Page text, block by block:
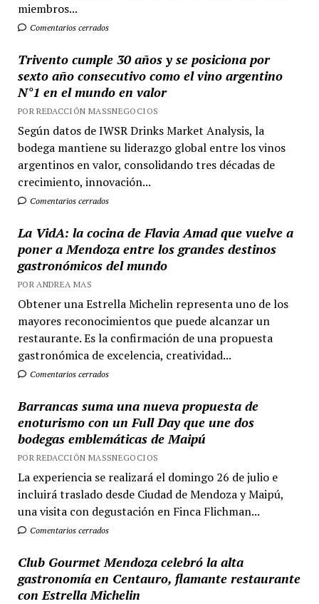
miembros...
Comentarios cerrados
Trivento cumple 30 años y se posiciona por
sexto año consecutivo como el vino argentino
N°1 en el mundo en valor
POR REDACCIÓN MASSNEGOCIOS
Según datos de IWSR Drinks Market Analysis, la
bodega mantiene su liderazgo global entre los vinos
argentinos en valor, consolidando tres décadas de
crecimiento, innovación...
Comentarios cerrados
La VidA: la cocina de Flavia Amad que vuelve a
poner a Mendoza entre los grandes destinos
gastronómicos del mundo
POR ANDREA MAS
Obtener una Estrella Michelin representa uno de los
mayores reconocimientos que puede alcanzar un
restaurante. Es la confirmación de una propuesta
gastronómica de excelencia, creatividad...
Comentarios cerrados
Barrancas suma una nueva propuesta de
enoturismo con un Full Day que une dos
bodegas emblemáticas de Maipú
POR REDACCIÓN MASSNEGOCIOS
La experiencia se realizará el domingo 26 de julio e
incluirá traslado desde Ciudad de Mendoza y Maipú,
una visita con degustación en Finca Flichman...
Comentarios cerrados
Club Gourmet Mendoza celebró la alta
gastronomía en Centauro, flamante restaurante
con Estrella Michelin